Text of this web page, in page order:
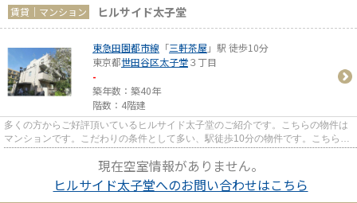
賃貸｜マンション ヒルサイド太子堂
東急田園都市線 「三軒茶屋 」駅 徒歩10分
東京都世田谷区太子堂３丁目
-
築年数：築40年
階数：4階建
多くの方からご好評頂いているヒルサイド太子堂のご紹介です。こちらの物件は
マンションです。こだわりの条件として多い、駅徒歩10分の物件です。こちらは
現在空室情報がありません。
ヒルサイド太子堂へのお問い合わせはこちら